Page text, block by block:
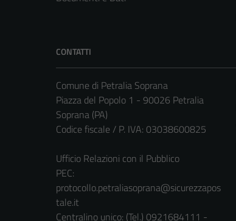
CONTATTI
Comune di Petralia Soprana
Piazza del Popolo 1 - 90026 Petralia
Soprana (PA)
Codice fiscale / P. IVA: 03038600825
Ufficio Relazioni con il Pubblico
PEC:
protocollo.petraliasoprana@sicurezzapos
tale.it
Centralino unico: (Tel.) 0921684111 -